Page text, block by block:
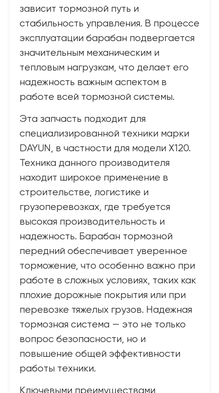
зависит тормозной путь и
стабильность управления. В процессе
эксплуатации барабан подвергается
значительным механическим и
тепловым нагрузкам, что делает его
надежность важным аспектом в
работе всей тормозной системы.
Эта запчасть подходит для
специализированной техники марки
DAYUN, в частности для модели X120.
Техника данного производителя
находит широкое применение в
строительстве, логистике и
грузоперевозках, где требуется
высокая производительность и
надежность. Барабан тормозной
передний обеспечивает уверенное
торможение, что особенно важно при
работе в сложных условиях, таких как
плохие дорожные покрытия или при
перевозке тяжелых грузов. Надежная
тормозная система — это не только
вопрос безопасности, но и
повышение общей эффективности
работы техники.
Ключевыми преимуществами